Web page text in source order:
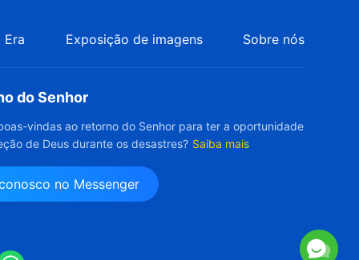
serviram os israelitas"
37:43
experiências de Pedro: seu
conhecimento do castigo e do
Palavra de Deus "As
experiências de Pedro: seu
Era Exposição de imagens Sobre nós
do Senhor
vindas ao retorno do Senhor para ter a oportunidade
de Deus durante os desastres? Saiba mais
no Messenger